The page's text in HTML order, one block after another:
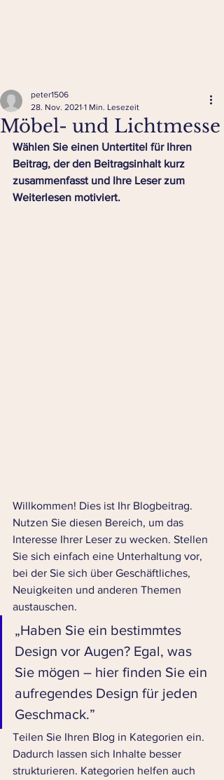
Möbel- und Lichtmesse
peter1506
28. Nov. 2021 1 Min. Lesezeit
Wählen Sie einen Untertitel für Ihren
Beitrag, der den Beitragsinhalt kurz
zusammenfasst und Ihre Leser zum
Weiterlesen motiviert.
Willkommen! Dies ist Ihr Blogbeitrag.
Nutzen Sie diesen Bereich, um das
Interesse Ihrer Leser zu wecken. Stellen
Sie sich einfach eine Unterhaltung vor,
bei der Sie sich über Geschäftliches,
Neuigkeiten und anderen Themen
austauschen.
„Haben Sie ein bestimmtes
Design vor Augen? Egal, was
Sie mögen – hier finden Sie ein
aufregendes Design für jeden
Geschmack.”
Teilen Sie Ihren Blog in Kategorien ein.
Dadurch lassen sich Inhalte besser
strukturieren. Kategorien helfen auch